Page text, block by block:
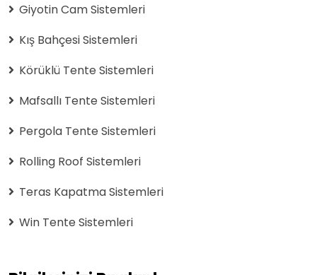
Giyotin Cam Sistemleri
Kış Bahçesi Sistemleri
Körüklü Tente Sistemleri
Mafsallı Tente Sistemleri
Pergola Tente Sistemleri
Rolling Roof Sistemleri
Teras Kapatma Sistemleri
Win Tente Sistemleri